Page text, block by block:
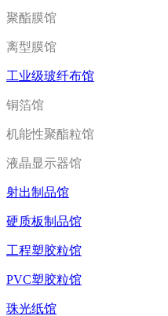
聚酯膜馆
离型膜馆
工业级玻纤布馆
铜箔馆
机能性聚酯粒馆
液晶显示器馆
射出制品馆
硬质板制品馆
工程塑胶粒馆
PVC塑胶粒馆
珠光纸馆